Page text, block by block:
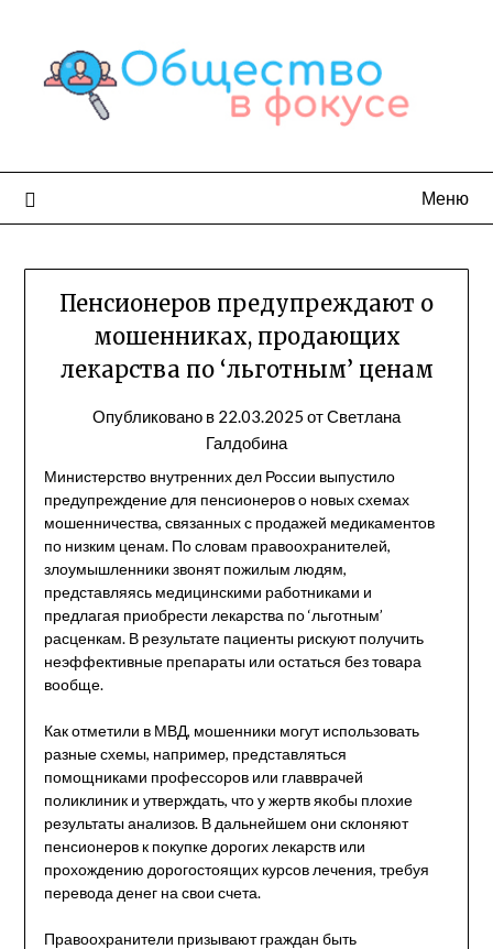
содержимому
Меню
Пенсионеров предупреждают о
мошенниках, продающих
лекарства по ‘льготным’ ценам
Опубликовано в 22.03.2025 отСветлана
Галдобина
Министерство внутренних дел России выпустило
предупреждение для пенсионеров о новых схемах
мошенничества, связанных с продажей медикаментов
по низким ценам. По словам правоохранителей,
злоумышленники звонят пожилым людям,
представляясь медицинскими работниками и
предлагая приобрести лекарства по ‘льготным’
расценкам. В результате пациенты рискуют получить
неэффективные препараты или остаться без товара
вообще.
Как отметили в МВД, мошенники могут использовать
разные схемы, например, представляться
помощниками профессоров или главврачей
поликлиник и утверждать, что у жертв якобы плохие
результаты анализов. В дальнейшем они склоняют
пенсионеров к покупке дорогих лекарств или
прохождению дорогостоящих курсов лечения, требуя
перевода денег на свои счета.
Правоохранители призывают граждан быть